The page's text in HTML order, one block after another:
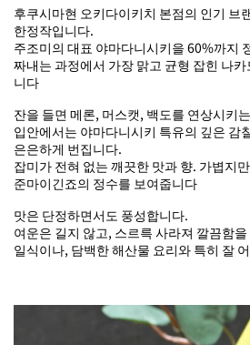
후쿠시마현 오키다이키치 본점의 인기 브
한정작입니다.
주조미의 대표 야마다니시키을 60%까지
짜내는 과정에서 가장 맑고 균형 잡힌 나
니다
잔을 들면 메론, 머스캣, 백도를 연상시키
입안에서는 야마다니시키 특유의 깊은 감
은은하게 번집니다.
잡미가 전혀 없는 깨끗한 맛과 향. 가볍지
준마이긴죠의 정수를 보여줍니다
맛은 단정하면서도 풍성합니다.
여운은 길지 않고, 스르륵 사라져 깔끔함
일식이나, 담백한 해산물 요리와 특히 잘